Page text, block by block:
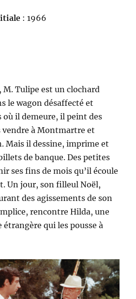
: 1966
Tulipe est un clochard
le wagon désaffecté et
où il demeure, il peint des
vendre à Montmartre et
Mais il dessine, imprime et
de banque. Des petites
ses fins de mois qu’il écoule
Un jour, son filleul Noël,
des agissements de son
rencontre Hilda, une
qui les pousse à